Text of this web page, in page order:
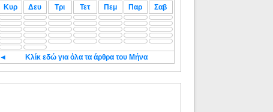
Κυρ Δευ Τρι Τετ Πεμ Παρ Σαβ
◄ Κλίκ εδώ για όλα τα άρθρα του Μήνα